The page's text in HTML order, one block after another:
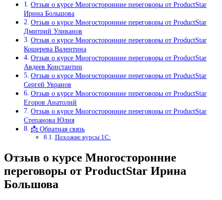
Отзыв о курсе Многосторонние переговоры от ProductStar
Ирина Большова
Отзыв о курсе Многосторонние переговоры от ProductStar
Дмитрий Уливанов
Отзыв о курсе Многосторонние переговоры от ProductStar
Кошерева Валентина
Отзыв о курсе Многосторонние переговоры от ProductStar
Авдеев Константин
Отзыв о курсе Многосторонние переговоры от ProductStar
Сергей Увранов
Отзыв о курсе Многосторонние переговоры от ProductStar
Егоров Анатолий
Отзыв о курсе Многосторонние переговоры от ProductStar
Степанова Юлия
📩 Обратная связь
Похожие курсы 1С:
Отзыв о курсе Многосторонние
переговоры от ProductStar Ирина
Большова